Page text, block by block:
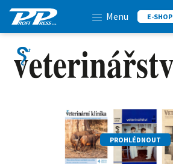
Menu E-SHOP
PROHLÉDNOUT